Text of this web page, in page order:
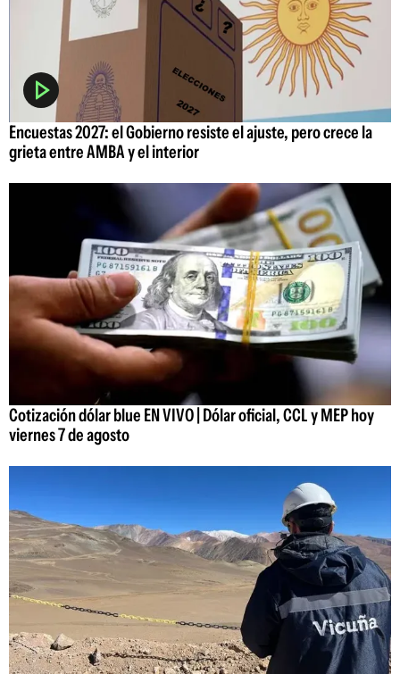
Encuestas 2027: el Gobierno resiste el ajuste, pero crece la
grieta entre AMBA y el interior
Cotización dólar blue EN VIVO | Dólar oficial, CCL y MEP hoy
viernes 7 de agosto